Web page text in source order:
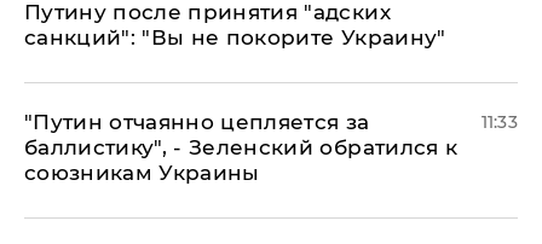
Путину после принятия "адских
санкций": "Вы не покорите Украину"
"Путин отчаянно цепляется за
баллистику", - Зеленский обратился к
союзникам Украины
11:33